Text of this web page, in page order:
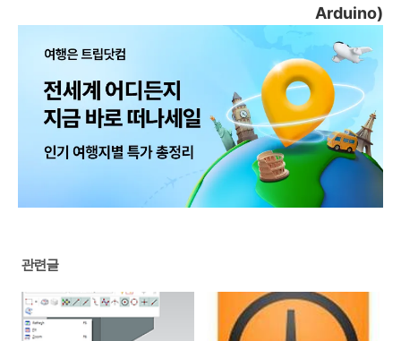
Arduino)
관련글